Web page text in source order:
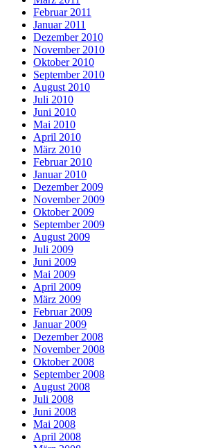
Februar 2011
Januar 2011
Dezember 2010
November 2010
Oktober 2010
September 2010
August 2010
Juli 2010
Juni 2010
Mai 2010
April 2010
März 2010
Februar 2010
Januar 2010
Dezember 2009
November 2009
Oktober 2009
September 2009
August 2009
Juli 2009
Juni 2009
Mai 2009
April 2009
März 2009
Februar 2009
Januar 2009
Dezember 2008
November 2008
Oktober 2008
September 2008
August 2008
Juli 2008
Juni 2008
Mai 2008
April 2008